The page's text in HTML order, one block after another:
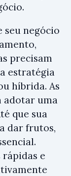
seu negócio
precisam
estratégia
híbrida. As
adotar uma
que sua
dar frutos,
rápidas e